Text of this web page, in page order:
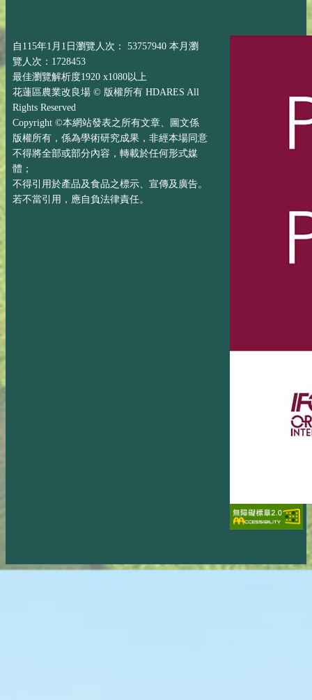
自115年1月1日瀏覽人次： 53757940 本月瀏
覽人次：1728453
最佳瀏覽解析度1920 x1080以上
花蓮區農業改良場 © 版權所有 HDARES All
Rights Reserved
Copyright ©本網站發表之所有文章、圖文係
版權所有，係為學術研究成果，非經本場同意
不得將全部或部分內容，轉載於任何形式媒
體；
不得引用於產品及食品之標示、宣傳及廣告。
若不當引用，應自負法律責任。